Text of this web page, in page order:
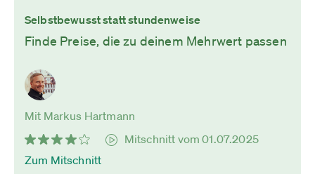
Selbstbewusst statt stundenweise
Finde Preise, die zu deinem Mehrwert passen
Mit Markus Hartmann
Mitschnitt vom 01.07.2025
Zum Mitschnitt